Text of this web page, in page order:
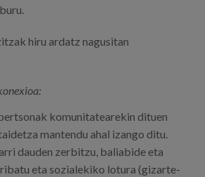
hiru ardatz nagusitan
komunitatearekin dituen
mantendu ahal izango ditu.
dauden zerbitzu, baliabide eta
eta sozialekiko lotura (gizarte-